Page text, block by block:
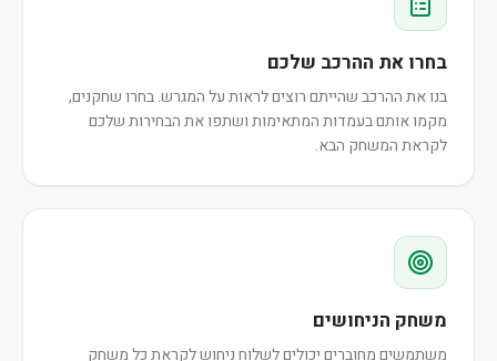
בחרו את ההרכב שלכם
בנו את ההרכב שהייתם רוצים לראות על המגרש. בחרו שחקנים,
מקמו אותם בעמדות המתאימות ושתפו את הבחירות שלכם
לקראת המשחק הבא.
משחק הניחושים
משתמשים מחוברים יכולים לשלוח ניחוש לקראת כל משחק